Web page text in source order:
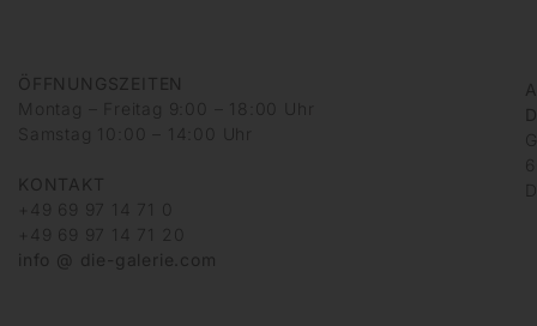
ÖFFNUNGSZEITEN
Montag – Freitag 9:00 – 18:00 Uhr
Samstag 10:00 – 14:00 Uhr
KONTAKT
+49 69 97 14 71 0
+49 69 97 14 71 20
info @ die-galerie.com